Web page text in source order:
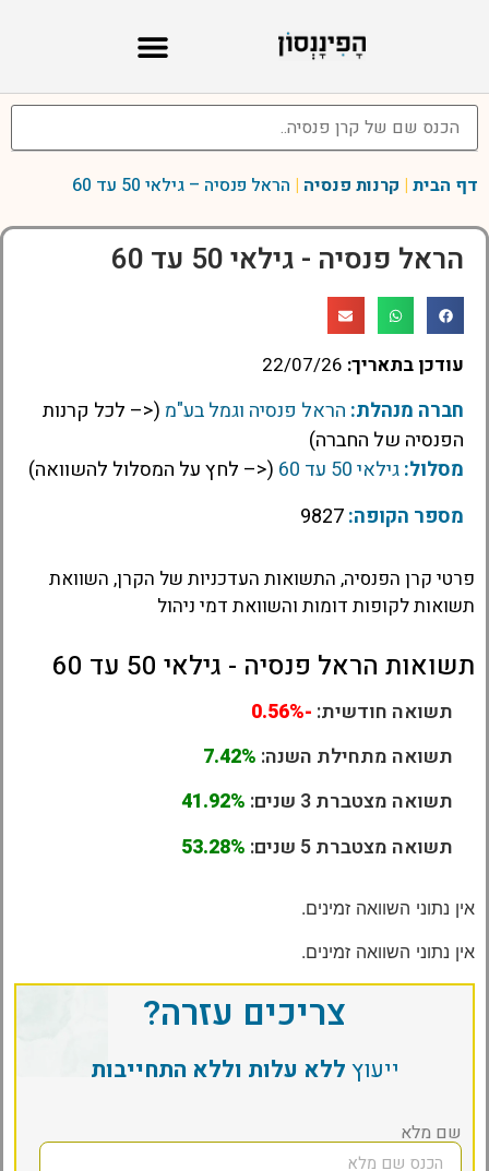
דף הבית | קרנות פנסיה | הראל פנסיה – גילאי 50 עד 60
הראל פנסיה - גילאי 50 עד 60
עודכן בתאריך: 22/07/26
חברה מנהלת: הראל פנסיה וגמל בע"מ (<– לכל קרנות
הפנסיה של החברה)
מסלול:גילאי 50 עד 60
(<– לחץ על המסלול להשוואה)
מספר הקופה:
פרטי קרן הפנסיה, התשואות העדכניות של הקרן, השוואת
תשואות לקופות דומות והשוואת דמי ניהול
תשואות הראל פנסיה - גילאי 50 עד 60
תשואה חודשית: -0.56%
תשואה מתחילת השנה: 7.42%
תשואה מצטברת 3 שנים:
41.92%
תשואה מצטברת 5 שנים:
53.28%
אין נתוני השוואה זמינים.
אין נתוני השוואה זמינים.
צריכים עזרה?
ייעוץללא עלות וללא התחייבות
שם מלא